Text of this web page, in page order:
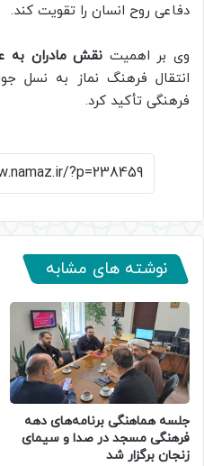
دفاعی روح انسان را تقویت کند.
وی بر اهمیت نقش مادران به
انتقال فرهنگ نماز به نسل
فرهنگی تأکید کرد.
نوشته های مشابه
جلسه هماهنگی برنامه‌های دهه
فرهنگی مسجد در صدا و سیمای
زنجان برگزار شد